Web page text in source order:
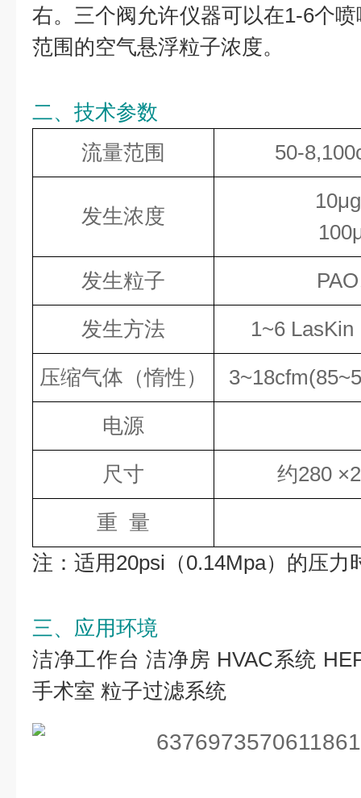
右。三个阀允许仪器可以在1-6个
范围的空气悬浮粒子浓度。
二、技术参数
流量范围
50-
发生浓度
发生粒子
发生方法
1~6
压缩气体（惰性）
电源
尺寸
约280
重 量
注：适用20psi（0.14Mpa）的压力
三、应用环境
洁净工作台 洁净房 HVAC系统
手术室 粒子过滤系统